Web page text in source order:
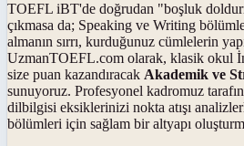
TOEFL iBT'de doğrudan "boşluk
çıkmasa da; Speaking ve Writing
almanın sırrı, kurduğunuz cümlelerin
UzmanTOEFL.com olarak, klasik okul
size puan kazandıracak Akademik ve
sunuyoruz. Profesyonel kadromuz
dilbilgisi eksiklerinizi nokta atışı
bölümleri için sağlam bir altyapı